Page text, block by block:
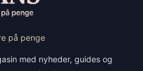
på penge
med nyheder, guides og